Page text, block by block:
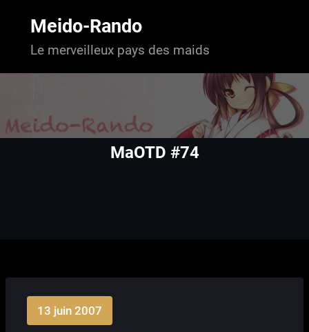
Meido-Rando
Le merveilleux pays des maids
MaOTD #74
13 juin 2007